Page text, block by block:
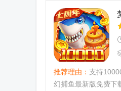
推荐理由： 支持
幻捕鱼最新版免费下